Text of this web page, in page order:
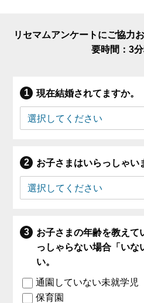
リセマムアンケートにご協力
要時間：3分
現在結婚されてますか。
お子さまはいらっしゃい
お子さまの年齢を教えて
っしゃらない場合「いな
い。
通園していない未就学児
保育園